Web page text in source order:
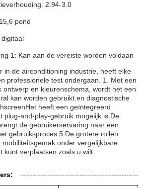
2.94-3.0
pond
1: Kan aan de vereiste worden voldaan
in de airconditioning industrie, heeft elke
professionele test ondergaan. 1. Met een
ontwerp en kleurenschema, wordt het een
kan worden gebruikt.en diagnostische
heeft een geïntegreerd
plug-and-play-gebruik mogelijk is.De
de gebruikerservaring naar een
gebruiksproces.5 De grotere rollen
onder vergelijkbare
kunt verplaatsen zoals u wilt.